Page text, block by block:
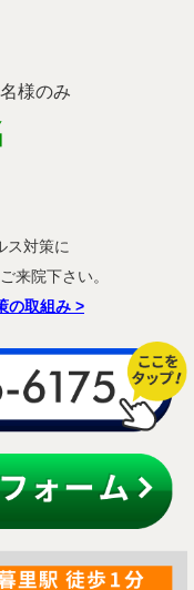
様のみ
ス対策に
来院下さい。
の取組み >